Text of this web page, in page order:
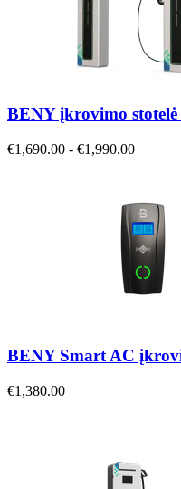
BENY įkrovimo
€1,690.00 - €1,990.00
BENY Smart AC
€1,380.00